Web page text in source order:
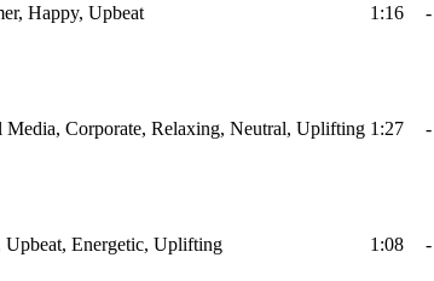
Happy, Upbeat 1:16 -
Media, Corporate, Relaxing, Neutral, Uplifting 1:27 -
Upbeat, Energetic, Uplifting 1:08 -